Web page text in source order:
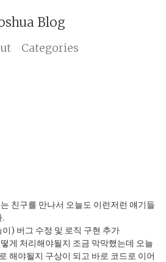
Blog
Categories
친구를 만나서 오늘도 이런저런 얘기들
) 버그 수정 및 로직 구현 추가
게 처리해야될지 조금 막막했는데 오늘
해야될지 구상이 되고 바로 코드로 이어